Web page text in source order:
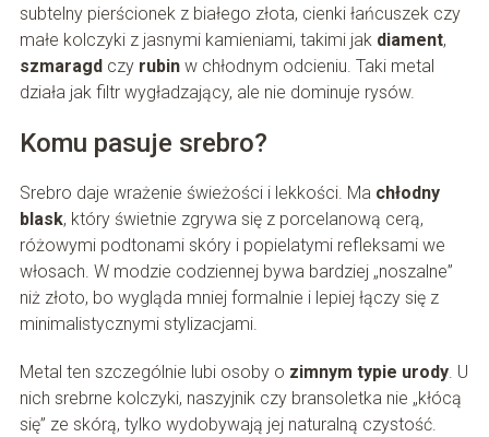
subtelny pierścionek z białego złota, cienki łańcuszek czy
małe kolczyki z jasnymi kamieniami, takimi jak diament,
szmaragdczy rubinw chłodnym odcieniu. Taki metal
działa jak filtr wygładzający, ale nie dominuje rysów.
Komu pasuje srebro?
Srebro daje wrażenie świeżości i lekkości. Ma chłodny
blask, który świetnie zgrywa się z porcelanową cerą,
różowymi podtonami skóry i popielatymi refleksami we
włosach. W modzie codziennej bywa bardziej „noszalne”
niż złoto, bo wygląda mniej formalnie i lepiej łączy się z
minimalistycznymi stylizacjami.
Metal ten szczególnie lubi osoby o zimnym typie urody. U
nich srebrne kolczyki, naszyjnik czy bransoletka nie „kłócą
się” ze skórą, tylko wydobywają jej naturalną czystość.